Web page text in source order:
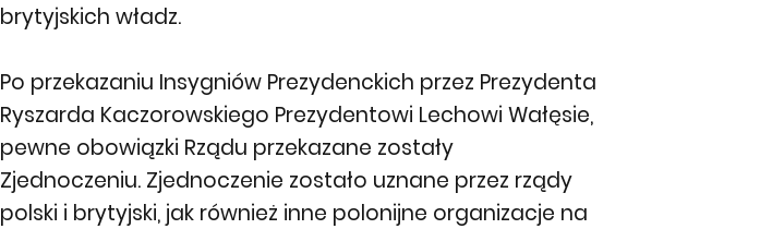
brytyjskich władz.
Po przekazaniu Insygniów Prezydenckich przez Prezydenta
Ryszarda Kaczorowskiego Prezydentowi Lechowi Wałęsie,
pewne obowiązki Rządu przekazane zostały
Zjednoczeniu. Zjednoczenie zostało uznane przez rządy
polski i brytyjski, jak również inne polonijne organizacje na